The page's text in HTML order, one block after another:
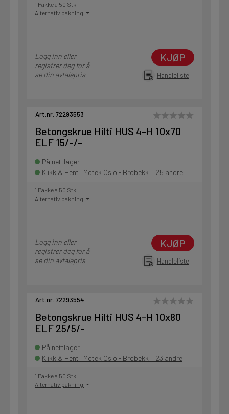
1 Pakke a 50 Stk
Alternativ pakning
Logg inn eller
registrer deg for å
se din avtalepris
KJØP
Handleliste
Art.nr. 72293553
Betongskrue Hilti HUS 4-H 10x70
ELF 15/-/-
På nettlager
Klikk & Hent i Motek Oslo - Brobekk + 25 andre
1 Pakke a 50 Stk
Alternativ pakning
Logg inn eller
registrer deg for å
se din avtalepris
KJØP
Handleliste
Art.nr. 72293554
Betongskrue Hilti HUS 4-H 10x80
ELF 25/5/-
På nettlager
Klikk & Hent i Motek Oslo - Brobekk + 23 andre
1 Pakke a 50 Stk
Alternativ pakning